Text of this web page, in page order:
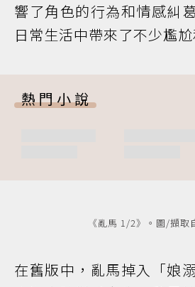
響了角色的行為和情感糾
日常生活中帶來了不少尷
熱門小說
《亂馬 1/2》。圖/擷取
在舊版中，亂馬掉入「娘